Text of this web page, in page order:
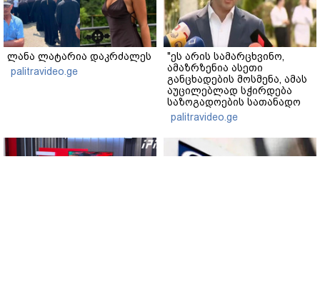
ლანა ლატარია დაკრძალეს
palitravideo.ge
"ეს არის სამარცხვინო,
ამაზრზენია ასეთი
განცხადების მოსმენა, ამას
აუცილებლად სჭირდება
საზოგადოების სათანადო
რეაქცია" - ირაკლი
კობახიძე
palitravideo.ge